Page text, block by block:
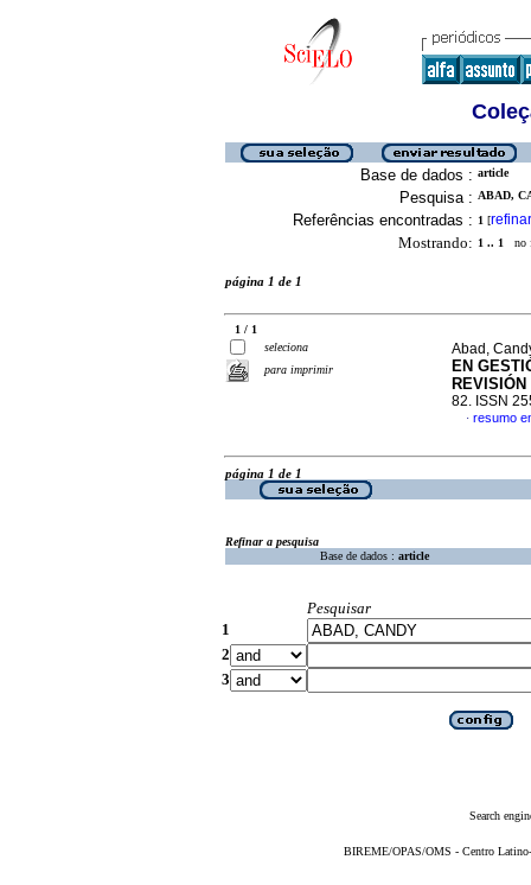
Base de dados : article
Pesquisa : ABAD,
Referências encontradas : 1 [refinar
Mostrando: 1 .. 1 no
página 1 de 1
1 / 1
seleciona
para imprimir
Abad,
EN
82. ISSN
· resumo
página 1 de 1
Refinar a pesquisa
Base de dados : article
Pesquisar
1
2
3
Search
BIREME/OPAS/OMS - Centro Latino-